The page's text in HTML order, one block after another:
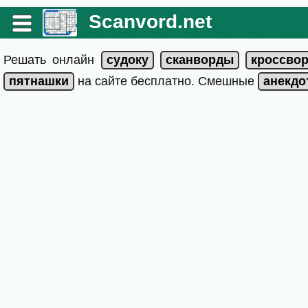
Scanvord.net
Решать онлайн
на сайте бесплатно. Смешные